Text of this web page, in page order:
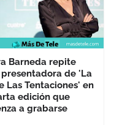
Barneda repite
de 'La
Las Tentaciones' en
edición que
a grabarse